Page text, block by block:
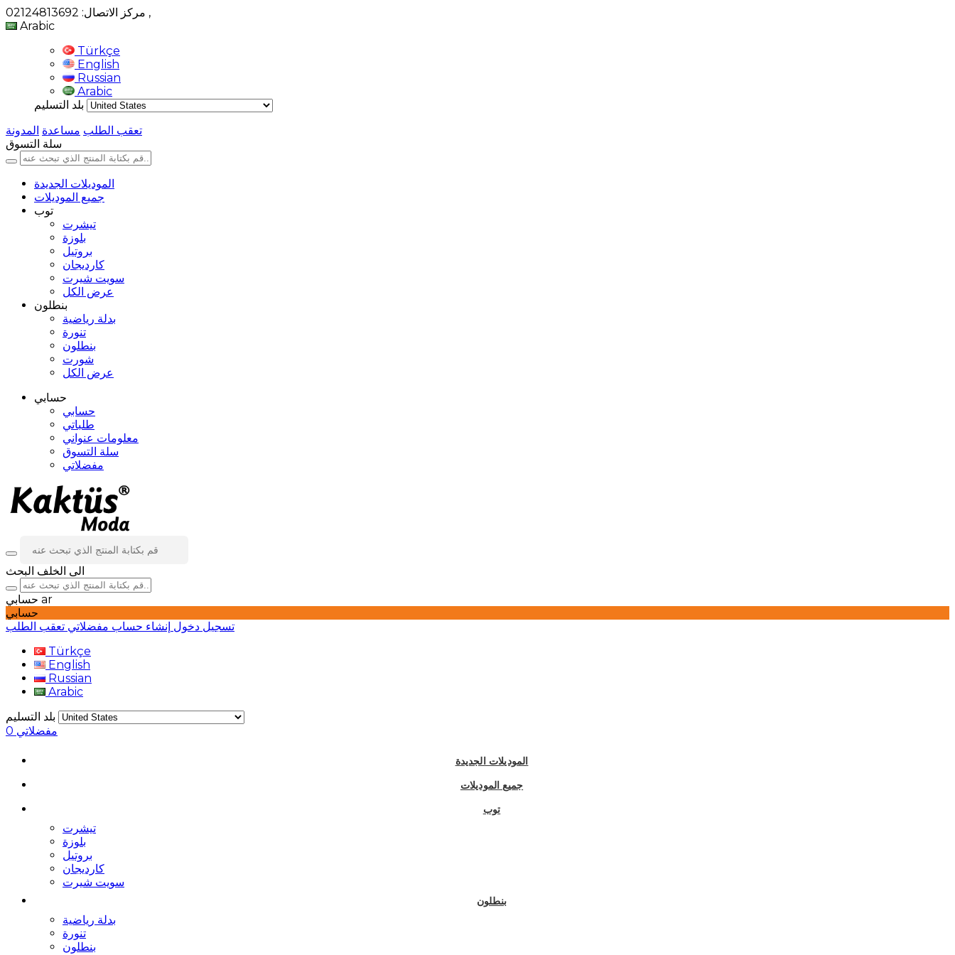
,
Arabic
Türkçe
English
Russian
Arabic
بلد التسليم
تعقب الطلب مساعدة المدونة
سلة التسوق
الموديلات الجديدة
جميع الموديلات
توب
تيشرت
بلوزة
بروتيل
كارديجان
سويت شيرت
عرض الكل
بنطلون
بدلة رياضية
تنورة
بنطلون
شورت
عرض الكل
حسابي
حسابي
طلباتي
معلومات عنواني
سلة التسوق
مفضلاتي
الى الخلف البحث
ar
حسابي
تسجيل دخول إنشاء حساب مفضلاتي تعقب الطلب
Türkçe
English
Russian
Arabic
بلد التسليم
مفضلاتي 0
الموديلات الجديدة
جميع الموديلات
توب
تيشرت
بلوزة
بروتيل
كارديجان
سويت شيرت
بنطلون
بدلة رياضية
تنورة
بنطلون